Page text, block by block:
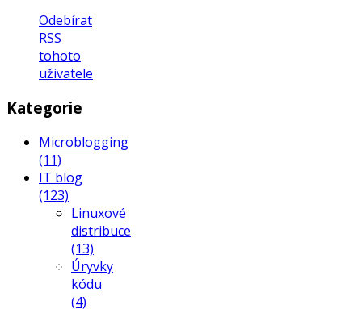
Odebírat
RSS
tohoto
uživatele
Kategorie
Microblogging
(11)
IT blog
(123)
Linuxové
distribuce
(13)
Úryvky
kódu
(4)